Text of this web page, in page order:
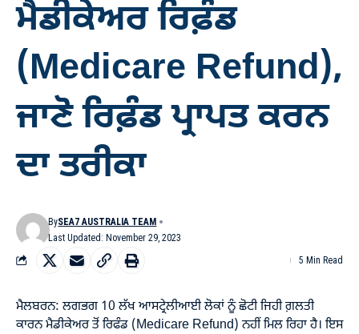
ਮੈਡੀਕੇਅਰ ਰਿਫ਼ੰਡ
(Medicare Refund),
ਜਾਣੋ ਰਿਫ਼ੰਡ ਪ੍ਰਾਪਤ ਕਰਨ
ਦਾ ਤਰੀਕਾ
Last Updated: November 29, 2023
BySEA7 AUSTRALIA TEAM
5 Min Read
ਮੈਲਬਰਨ: ਲਗਭਗ 10 ਲੱਖ ਆਸਟ੍ਰੇਲੀਆਈ ਲੋਕਾਂ ਨੂੰ ਛੋਟੀ ਜਿਹੀ ਗ਼ਲਤੀ
ਕਾਰਨ ਮੈਡੀਕੇਅਰ ਤੋਂ ਰਿਫੰਡ (Medicare Refund) ਨਹੀਂ ਮਿਲ ਰਿਹਾ ਹੈ। ਇਸ